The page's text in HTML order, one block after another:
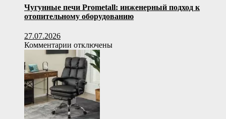
Чугунные печи Prometall: инженерный подход к
отопительному оборудованию
27.07.2026
Комментарии к
записи
Чугунные
печи
Prometall:
инженерный
подход
к
отопительному
отключены